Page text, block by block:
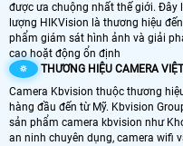
được ưa chuộng nhất thế giới.
lượng HIKVision là thương hiệu
phẩm giám sát hình ảnh và giải
cao hoặt động ổn định
🔅
THƯƠNG HIỆU CAMERA
Camera Kbvision thuộc thương
hàng đầu đến từ Mỹ. Kbvision
sản phẩm camera kbvision như
an ninh chuyên dụng, camera wifi